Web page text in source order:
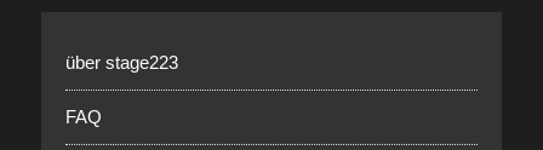
über stage223
FAQ